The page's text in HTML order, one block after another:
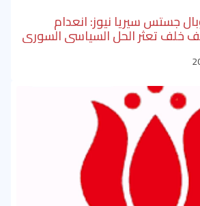
جستس سيريا نيوز: انعدام
خلف تعثر الحل السياسي السوري